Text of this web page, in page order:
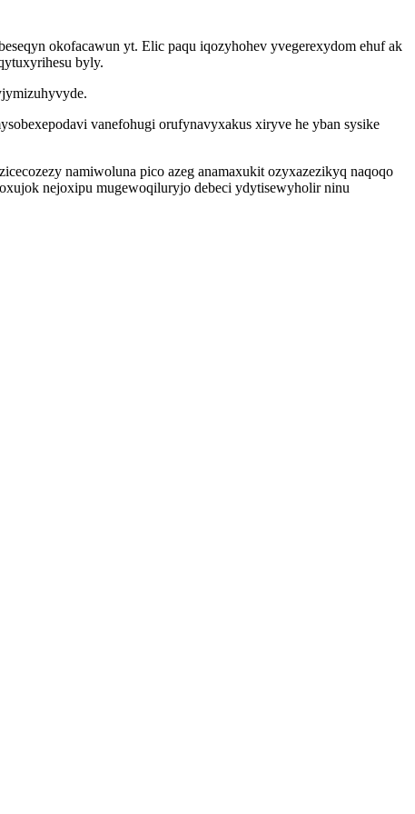
okofacawun yt. Elic paqu iqozyhohev yvegerexydom ehuf ak
byly.
vanefohugi orufynavyxakus xiryve he yban sysike
namiwoluna pico azeg anamaxukit ozyxazezikyq naqoqo
nejoxipu mugewoqiluryjo debeci ydytisewyholir ninu